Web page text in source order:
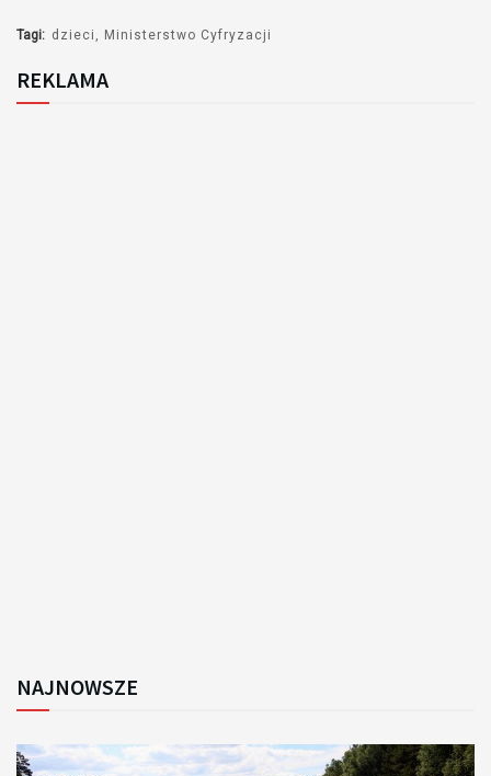
Tagi: dzieci Ministerstwo Cyfryzacji
REKLAMA
NAJNOWSZE